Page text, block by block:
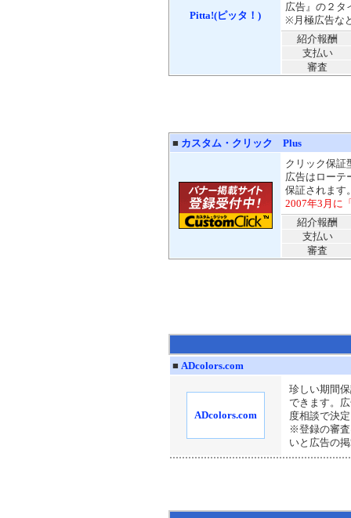
Pitta!(ピッタ！)
広告』の２タ
※月極広告な
紹介報酬
支払い
審査
■ カスタム・クリック Plus
クリック保証
広告はローテ
保証されます
2007年3月に
紹介報酬
支払い
審査
■ ADcolors.com
ADcolors.com
珍しい期間
できます。
度相談で決
※登録の審
いと広告の